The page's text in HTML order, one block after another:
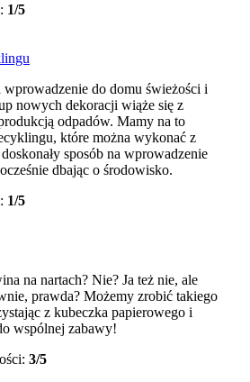
1/5
wprowadzenie do domu świeżości i
nowych dekoracji wiąże się z
odpadów. Mamy na to
które można wykonać z
sposób na wprowadzenie
dbając o środowisko.
1/5
na nartach? Nie? Ja też nie, ale
prawda? Możemy zrobić takiego
z kubeczka papierowego i
wspólnej zabawy!
3/5